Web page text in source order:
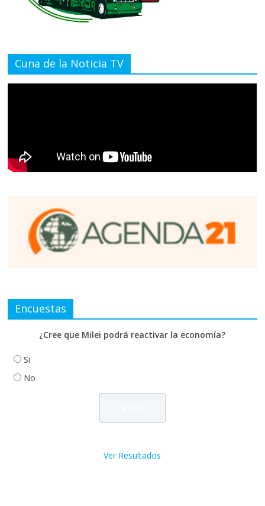
Cuna de la Noticia TV
Encuestas
¿Cree que Milei podrá reactivar la economía?
Si
No
Ver Resultados